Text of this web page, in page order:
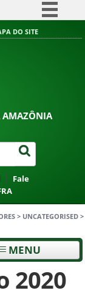
DO SITE
AMAZÔNIA
Fale
> UNCATEGORISED >
MENU
2020